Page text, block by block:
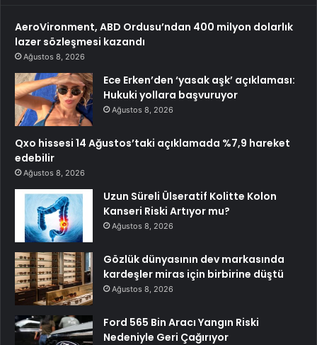
AeroVironment, ABD Ordusu’ndan 400 milyon dolarlık
lazer sözleşmesi kazandı
Ağustos 8, 2026
Ece Erken’den ‘yasak aşk’ açıklaması:
Hukuki yollara başvuruyor
Ağustos 8, 2026
Qxo hissesi 14 Ağustos’taki açıklamada %7,9 hareket
edebilir
Ağustos 8, 2026
Uzun Süreli Ülseratif Kolitte Kolon
Kanseri Riski Artıyor mu?
Ağustos 8, 2026
Gözlük dünyasının dev markasında
kardeşler miras için birbirine düştü
Ağustos 8, 2026
Ford 565 Bin Aracı Yangın Riski
Nedeniyle Geri Çağırıyor